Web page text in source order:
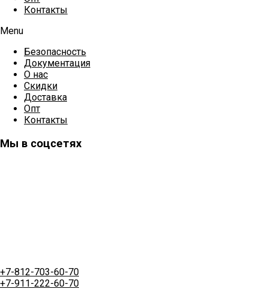
Контакты
Menu
Безопасность
Документация
О нас
Скидки
Доставка
Опт
Контакты
Мы в соцсетях
+7-812-703-60-70
+7-911-222-60-70